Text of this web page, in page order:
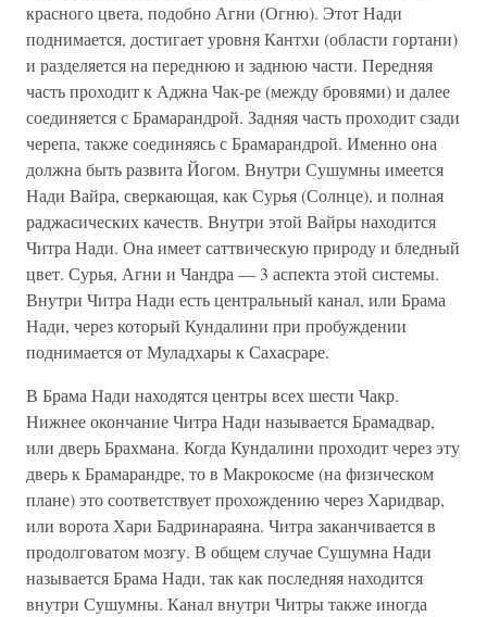
красного цвета, подобно Агни (Огню). Этот Нади
поднимается, достигает уровня Кантхи (области гортани)
и разделяется на переднюю и заднюю части. Передняя
часть проходит к Аджна Чак-ре (между бровями) и далее
соединяется с Брамарандрой. Задняя часть проходит сзади
черепа, также соединяясь с Брамарандрой. Именно она
должна быть развита Йогом. Внутри Сушумны имеется
Нади Вайра, сверкающая, как Сурья (Солнце), и полная
раджасических качеств. Внутри этой Вайры находится
Читра Нади. Она имеет саттвическую природу и бледный
цвет. Сурья, Агни и Чандра — 3 аспекта этой системы.
Внутри Читра Нади есть центральный канал, или Брама
Нади, через который Кундалини при пробуждении
поднимается от Муладхары к Сахасраре.
В Брама Нади находятся центры всех шести Чакр.
Нижнее окончание Читра Нади называется Брамадвар,
или дверь Брахмана. Когда Кундалини проходит через эту
дверь к Брамарандре, то в Макрокосме (на физическом
плане) это соответствует прохождению через Харидвар,
или ворота Хари Бадринараяна. Читра заканчивается в
продолговатом мозгу. В общем случае Сушумна Нади
называется Брама Нади, так как последняя находится
внутри Сушумны. Канал внутри Читры также иногда